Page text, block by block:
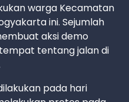
warga Kecamatan
ini. Sejumlah
aksi demo
tentang jalan di
pada hari